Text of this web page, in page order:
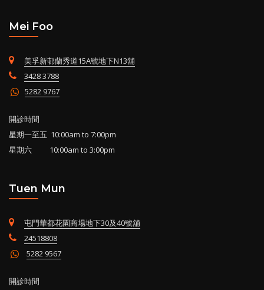
Mei Foo
美孚新邨蘭秀道15A號地下N13舖
3428 3788
5282 9767
開診時間
星期一至五 10:00am to 7:00pm
星期六 10:00am to 3:00pm
Tuen Mun
屯門華都花園商場地下30及40號舖
24518808
5282 9567
開診時間